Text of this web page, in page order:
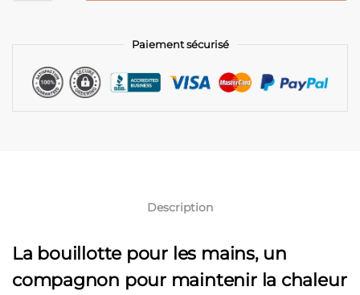
Paiement sécurisé
Description
La bouillotte pour les mains, un
compagnon pour maintenir la chaleur